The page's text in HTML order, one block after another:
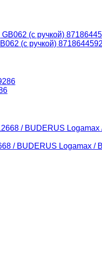
(с ручкой)
/ BUDERUS Logamax /